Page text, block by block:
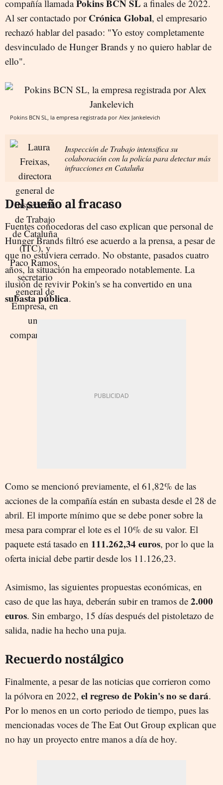
compañía llamadaPokins BCN SL a finales de 2022.
Al ser contactado porCrónica Global, el empresario
rechazó hablar del pasado: "Yo estoy completamente
desvinculado de Hunger Brands y no quiero hablar de
ello".
Pokins BCN SL, la empresa registrada por Alex Jankelevich
Inspección de Trabajo intensifica su
colaboración con la policía para detectar más
infracciones en Cataluña
Del sueño al fracaso
Fuentes conocedoras del caso explican que personal de
Hunger Brands filtró ese acuerdo a la prensa, a pesar de
que no estuviera cerrado. No obstante, pasados cuatro
años, la situación ha empeorado notablemente. La
ilusión de revivir Pokin's se ha convertido en una
subasta pública.
Como se mencionó previamente, el 61,82% de las
acciones de la compañía están en subasta desde el 28 de
abril. El importe mínimo que se debe poner sobre la
mesa para comprar el lote es el 10% de su valor. El
paquete está tasado en 111.262,34 euros, por lo que la
oferta inicial debe partir desde los 11.126,23.
Asimismo, las siguientes propuestas económicas, en
caso de que las haya, deberán subir en tramos de 2.000
euros. Sin embargo, 15 días después del pistoletazo de
salida, nadie ha hecho una puja.
Recuerdo nostálgico
Finalmente, a pesar de las noticias que corrieron como
la pólvora en 2022, el regreso de Pokin's no se dará.
Por lo menos en un corto periodo de tiempo, pues las
mencionadas voces de The Eat Out Group explican que
no hay un proyecto entre manos a día de hoy.